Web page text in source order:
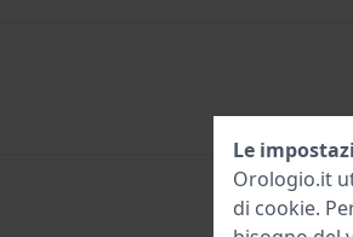
Le
Orologio.it
di cookie.